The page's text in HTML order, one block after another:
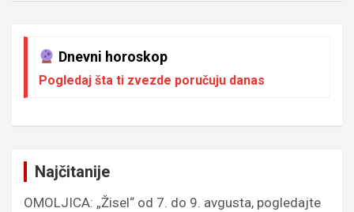
Dnevni horoskop
Pogledaj šta ti zvezde poručuju danas
Najčitanije
OMOLJICA: „Žisel“ od 7. do 9. avgusta, pogledajte